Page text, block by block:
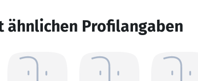
ähnlichen Profilangaben